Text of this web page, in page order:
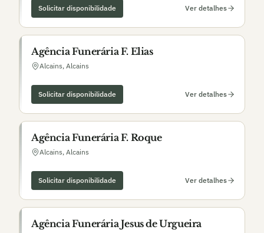
Solicitar disponibilidade Ver detalhes
Agência Funerária F. Elias
Alcains, Alcains
Solicitar disponibilidade Ver detalhes
Agência Funerária F. Roque
Alcains, Alcains
Solicitar disponibilidade Ver detalhes
Agência Funerária Jesus de Urgueira